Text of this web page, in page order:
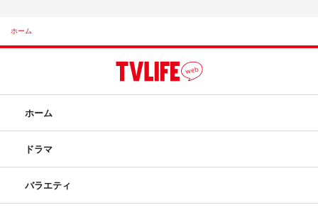
ホーム
ホーム
ドラマ
バラエティ